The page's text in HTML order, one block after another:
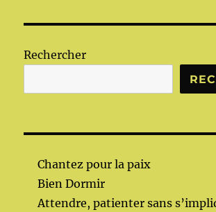
Rechercher
Chantez pour la paix
Bien Dormir
Attendre, patienter sans